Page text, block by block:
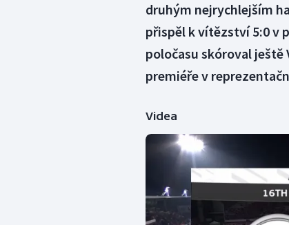
druhým nejrychlejším
přispěl k vítězství 5:0 v
poločasu skóroval ještě
premiéře v
Videa